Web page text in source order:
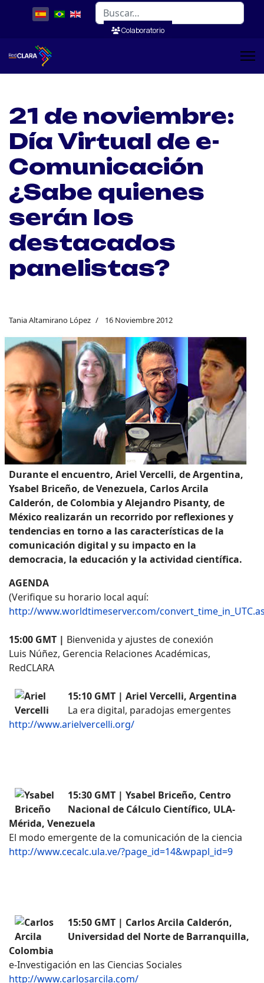
Buscar
Colaboratorio
21 de noviembre:
Día Virtual de e-
Comunicación
¿Sabe quienes
serán los
destacados
panelistas?
Tania Altamirano López 16 Noviembre 2012
Durante el encuentro, Ariel Vercelli, de Argentina,
Ysabel Briceño, de Venezuela, Carlos Arcila
Calderón, de Colombia y Alejandro Pisanty, de
México realizarán un recorrido por reflexiones y
tendencias en torno a las características de la
comunicación digital y su impacto en la
democracia, la educación y la actividad científica.
AGENDA
(Verifique su horario local aquí:
http://www.worldtimeserver.com/
15:00 GMT | Bienvenida y ajustes de conexión
Luis Núñez, Gerencia Relaciones Académicas,
RedCLARA
15:10 GMT | Ariel Vercelli, Argentina
La era digital, paradojas emergentes
http://www.arielvercelli.org/
15:30 GMT | Ysabel Briceño, Centro
Nacional de Cálculo Científico, ULA-
Mérida, Venezuela
El modo emergente de la comunicación de la ciencia
http://www.cecalc.ula.ve/?page_id=14&wpapl_id=9
15:50 GMT | Carlos Arcila Calderón,
Universidad del Norte de Barranquilla,
Colombia
e-Investigación en las Ciencias Sociales
http://www.carlosarcila.com/